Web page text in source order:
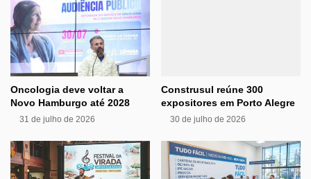
Oncologia deve voltar a
Novo Hamburgo até 2028
31 de julho de 2026
Construsul reúne 300
expositores em Porto Alegre
30 de julho de 2026